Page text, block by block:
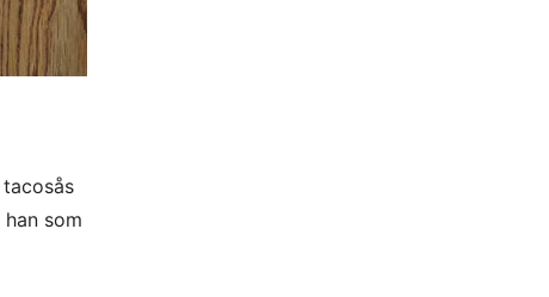
som